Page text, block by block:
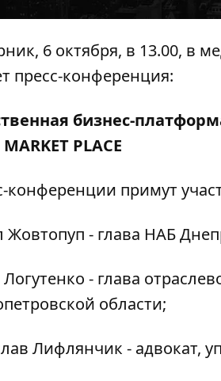
6 октября, в 13.00, в
пресс-конференция:
бизнес-
MARKET PLACE
конференции примут
Жовтопуп - глава НАБ
Логутенко - глава
области;
Лифлянчик - адвокат,